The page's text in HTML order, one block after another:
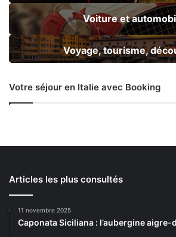
Voiture et
Voyage, tourisme,
Votre séjour en Italie avec Booking
Articles les plus consultés
11 novembre 2025
Caponata Siciliana : l’aubergine aigre-